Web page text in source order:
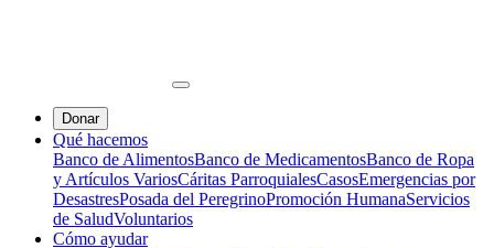
Donar
Qué hacemos
Banco de AlimentosBanco de MedicamentosBanco de Ropa
y Artículos VariosCáritas ParroquialesCasosEmergencias por
DesastresPosada del PeregrinoPromoción HumanaServicios
de SaludVoluntarios
Cómo ayudar